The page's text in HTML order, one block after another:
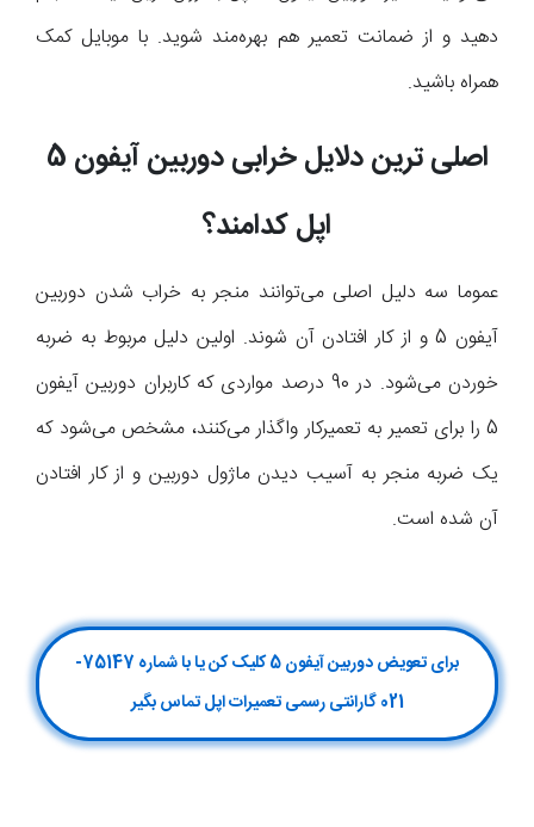
دهید و از ضمانت تعمیر هم بهره‌مند شوید. با موبایل کمک
همراه باشید.
اصلی ترین دلایل خرابی دوربین آیفون 5
اپل کدامند؟
عموما سه دلیل اصلی می‌توانند منجر به خراب شدن دوربین
آیفون 5 و از کار افتادن آن شوند. اولین دلیل مربوط به ضربه
خوردن می‌شود. در 90 درصد مواردی که کاربران دوربین آیفون
5 را برای تعمیر به تعمیرکار واگذار می‌کنند، مشخص می‌شود که
یک ضربه منجر به آسیب دیدن ماژول دوربین و از کار افتادن
آن شده است.
برای تعویض دوربین آیفون 5 کلیک کن یا با شماره 75147-
021 گارانتی رسمی تعمیرات اپل تماس بگیر